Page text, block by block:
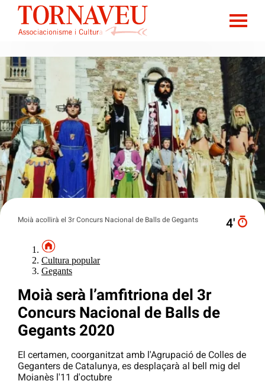
Moià acollirà el 3r Concurs Nacional de Balls de Gegants 4′
Cultura popular
Gegants
Moià serà l’amfitriona del 3r
Concurs Nacional de Balls de
Gegants 2020
El certamen, coorganitzat amb l'Agrupació de Colles de
Geganters de Catalunya, es desplaçarà al bell mig del
Moianès l'11 d'octubre